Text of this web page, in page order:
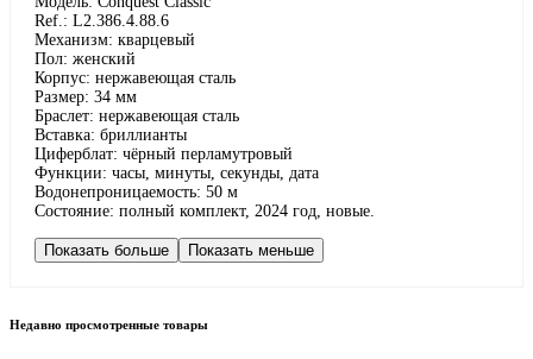
Ref.: L2.386.4.88.6
Механизм: кварцевый
Пол: женский
Корпус: нержавеющая сталь
Размер: 34 мм
Браслет: нержавеющая сталь
Вставка: бриллианты
Циферблат: чёрный перламутровый
Функции: часы, минуты, секунды, дата
Водонепроницаемость: 50 м
Состояние: полный комплект, 2024 год, новые.
Показать больше Показать меньше
Недавно просмотренные товары